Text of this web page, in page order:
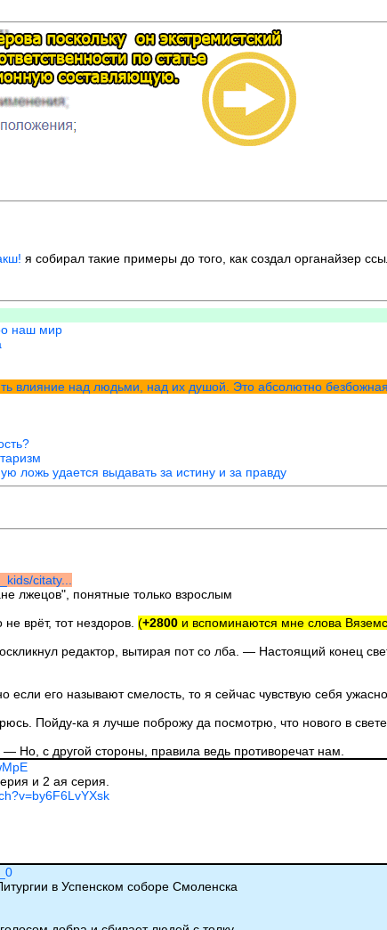
я собирал такие примеры до того, как создал органайзер
наш мир
влияние над людьми, над их душой. Это абсолютно
ложь удается выдавать за истину и за правду
citaty...
лжецов", понятные только взрослым
врёт, тот нездоров. (+2800 и вспоминаются мне слова
редактор, вытирая пот со лба. — Настоящий конец
его называют смелость, то я сейчас чувствую себя
Пойду-ка я лучше поброжу да посмотрю, что нового в
Но, с другой стороны, правила ведь противоречат нам.
и 2 ая серия.
в Успенском соборе Смоленска